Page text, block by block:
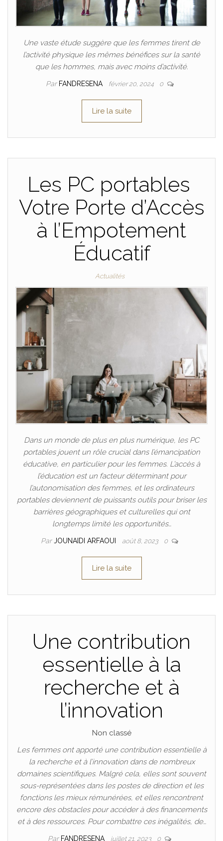
Une vaste étude suggère que les femmes tirent de
l’activité physique les mêmes bénéfices sur la santé
que les hommes, mais avec moins d’activité.
Par FANDRESENA février 20, 2024 0
Lire la suite
Les PC portables
Votre Porte d’Accès
à l’Empotement
Éducatif
Actualités
Dans un monde de plus en plus numérique, les PC
portables jouent un rôle crucial dans l’émancipation
éducative, en particulier pour les femmes. L’accès à
l’éducation est un facteur déterminant pour
l’autonomisation des femmes, et les ordinateurs
portables deviennent de puissants outils pour briser les
barrières géographiques et culturelles qui ont
longtemps limité les opportunités…
ParJOUNAIDI ARFAOUI août 8, 2023 0
Lire la suite
Une contribution
essentielle à la
recherche et à
l’innovation
Non classé
Les femmes ont apporté une contribution essentielle à
la recherche et à l’innovation dans de nombreux
domaines scientifiques. Malgré cela, elles sont souvent
sous-représentées dans les postes de direction et les
fonctions les mieux rémunérées, et elles rencontrent
encore des obstacles pour accéder à des financements
et à des ressources. Pour combattre ces inégalités, de…
Par FANDRESENA juillet 21, 2023 0